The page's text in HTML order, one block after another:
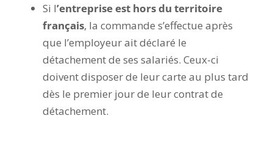
Si l’entreprise est hors du territoire
français, la commande s’effectue après
que l’employeur ait déclaré le
détachement de ses salariés. Ceux-ci
doivent disposer de leur carte au plus tard
dès le premier jour de leur contrat de
détachement.